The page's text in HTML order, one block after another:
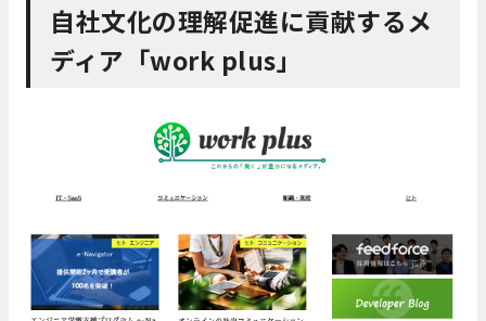
自社文化の理解促進に貢献するメ
ディア「work plus」